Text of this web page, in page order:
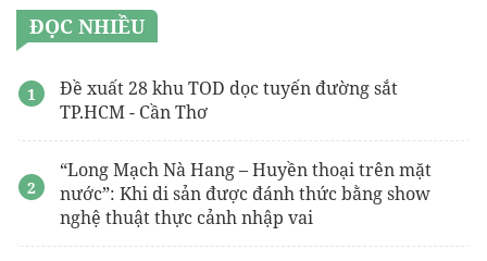
Giámáy gấp mép tôn
Muađiều hoà Funiki tại Hà Nội
Dự ánMIK Cát Bà
ĐỌC NHIỀU
Đề xuất 28 khu TOD dọc tuyến đường sắt
TP.HCM - Cần Thơ
“Long Mạch Nà Hang – Huyền thoại trên mặt
nước”: Khi di sản được đánh thức bằng show
nghệ thuật thực cảnh nhập vai